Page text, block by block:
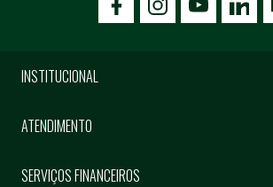
icon-facebookicon-social02icon-social03
INSTITUCIONAL
ATENDIMENTO
SERVIÇOS FINANCEIROS